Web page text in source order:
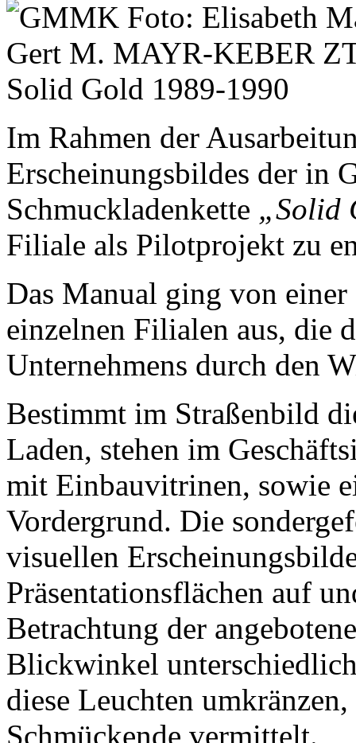
Im Rahmen der
Erscheinungsbildes der in
Schmuckladenkette „Solid
Filiale als Pilotprojekt zu
Das Manual ging von
einzelnen Filialen aus, die
Unternehmens durch den
Bestimmt im Straßenbild
Laden, stehen im
mit Einbauvitrinen, sowie
Vordergrund. Die
visuellen
Präsentationsflächen auf
Betrachtung der
Blickwinkel
diese Leuchten
Schmückende vermittelt.